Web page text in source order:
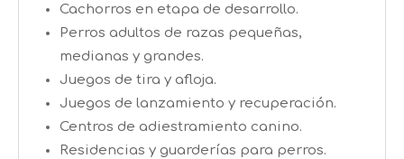
Cachorros en etapa de desarrollo.
Perros adultos de razas pequeñas,
medianas y grandes.
Juegos de tira y afloja.
Juegos de lanzamiento y recuperación.
Centros de adiestramiento canino.
Residencias y guarderías para perros.